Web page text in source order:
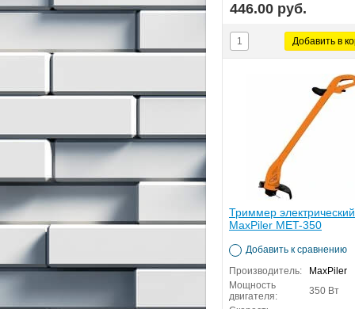
446.00 руб.
Триммер электрический
MaxPiler MET-350
Добавить к сравнению
Производитель:
MaxPiler
Мощность
двигателя:
350 Вт